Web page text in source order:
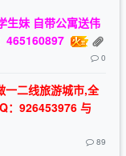
生妹 自带公寓送伟
465160897
0
一二线旅游城市,全
：926453976 与
89